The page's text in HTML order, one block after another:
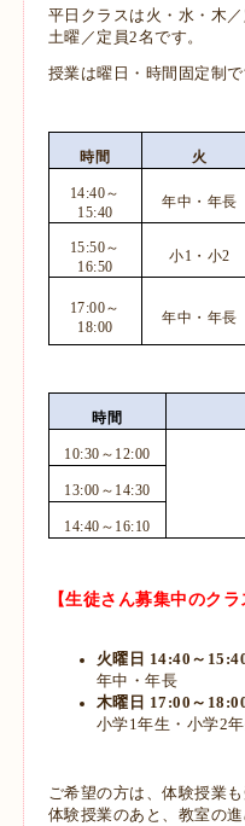
平日クラスは火・水・木
土曜／定員2名です。
授業は曜日・時間固定制で
時間 火
14:40～
15:40
年中・年長
15:50～
16:50
小1・小2
17:00～
18:00
年中・年長
時間
10:30～12:00
13:00～14:30
14:40～16:10
【生徒さん募集中のクラ
火曜日 14:40～
年中・年長
木曜日 17:00～
小学1年生・小学2
ご希望の方は、体験授業も
体験授業のあと、教室の